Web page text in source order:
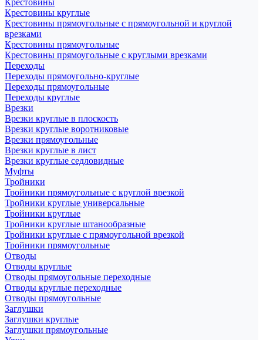
Крестовины
Крестовины круглые
Крестовины прямоугольные с прямоугольной и круглой
врезками
Крестовины прямоугольные
Крестовины прямоугольные с круглыми врезками
Переходы
Переходы прямоугольно-круглые
Переходы прямоугольные
Переходы круглые
Врезки
Врезки круглые в плоскость
Врезки круглые воротниковые
Врезки прямоугольные
Врезки круглые в лист
Врезки круглые седловидные
Муфты
Тройники
Тройники прямоугольные с круглой врезкой
Тройники круглые универсальные
Тройники круглые
Тройники круглые штанообразные
Тройники круглые с прямоугольной врезкой
Тройники прямоугольные
Отводы
Отводы круглые
Отводы прямоугольные переходные
Отводы круглые переходные
Отводы прямоугольные
Заглушки
Заглушки круглые
Заглушки прямоугольные